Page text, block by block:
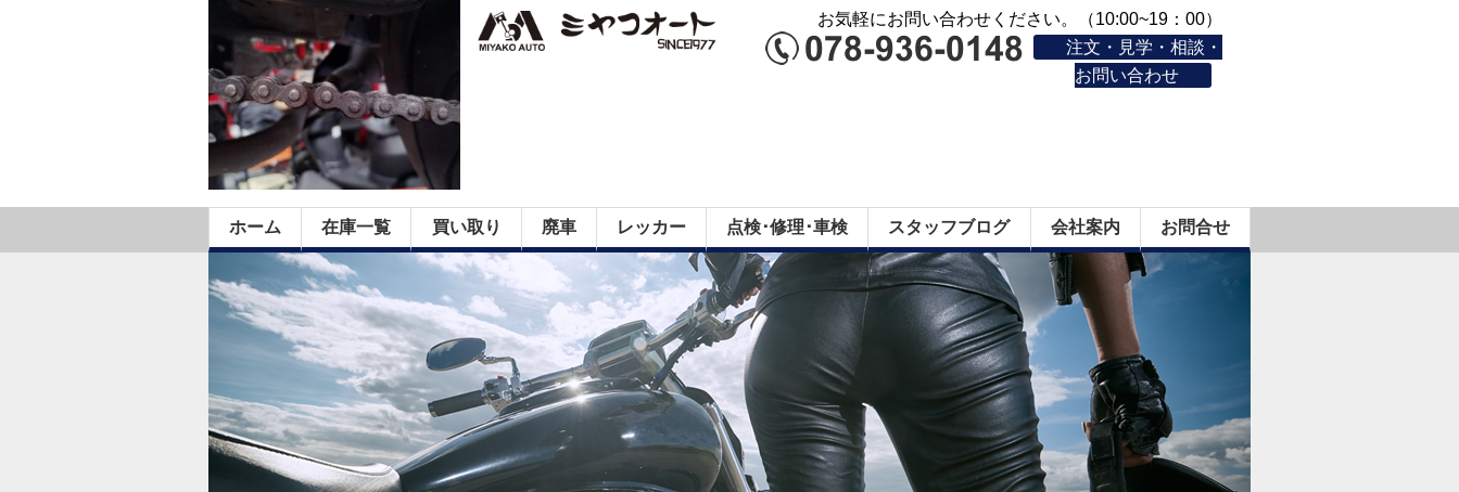
お気軽にお問い合わせください。（10:00~19：00）
注文・見学・相談・
お問い合わせ
ホーム 在庫一覧 買い取り 廃車 レッカー 点検･修理･車検 スタッフブログ 会社案内 お問合せ